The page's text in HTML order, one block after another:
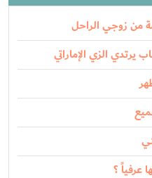
من زوجي الراحل
الزي الإماراتي
عرفياً ؟